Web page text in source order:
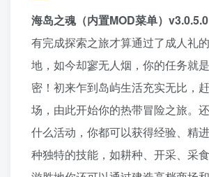
海岛之魂（内置MOD菜单）
有完成探索之旅才算通过了成人礼
地，如今却寥无人烟，你的任务就
密！初来乍到岛屿生活充实无比，
场，由此开始你的热带冒险之旅。
什么活动，你都可以获得经验、精
种独特的技能，如耕种、开采、采